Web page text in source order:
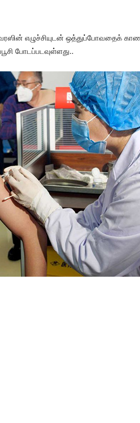
எழுச்சியுடன் ஒத்துப்போவதைக்
போடப்படவுள்ளது..